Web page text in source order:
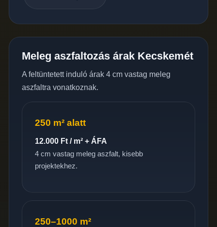
Meleg aszfaltozás árak Kecskemét
A feltüntetett induló árak 4 cm vastag meleg
aszfaltra vonatkoznak.
250 m² alatt
12.000 Ft / m² + ÁFA
4 cm vastag meleg aszfalt, kisebb
projektekhez.
250–1000 m²